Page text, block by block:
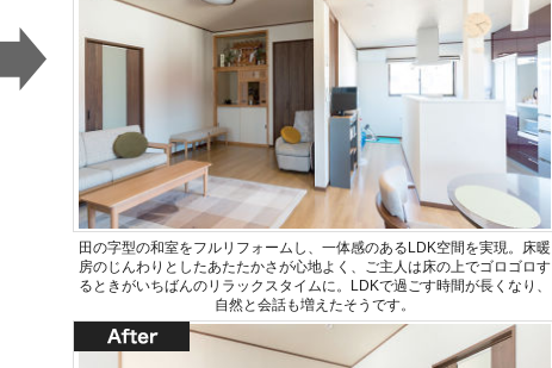
田の字型の和室をフルリフォームし、一体感のあるLDK空間を実現。床暖
房のじんわりとしたあたたかさが心地よく、ご主人は床の上でゴロゴロす
るときがいちばんのリラックスタイムに。LDKで過ごす時間が長くなり、
自然と会話も増えたそうです。